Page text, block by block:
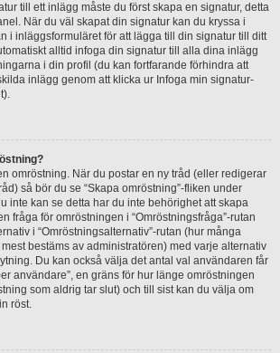
till ett inlägg måste du först skapa en signatur, detta
När du väl skapat din signatur kan du kryssa i
i inläggsformuläret för att lägga till din signatur till ditt
alltid infoga din signatur till alla dina inlägg
i din profil (du kan fortfarande förhindra att
inlägg genom att klicka ur Infoga min signatur-
omröstning. När du postar en ny tråd (eller redigerar
så bör du se “Skapa omröstning”-fliken under
inte kan se detta har du inte behörighet att skapa
fråga för omröstningen i “Omröstningsfråga”-rutan
i “Omröstningsalternativ”-rutan (hur många
bestäms av administratören) med varje alternativ
Du kan också välja det antal val användaren får
användare”, en gräns för hur länge omröstningen
som aldrig tar slut) och till sist kan du välja om
röst.